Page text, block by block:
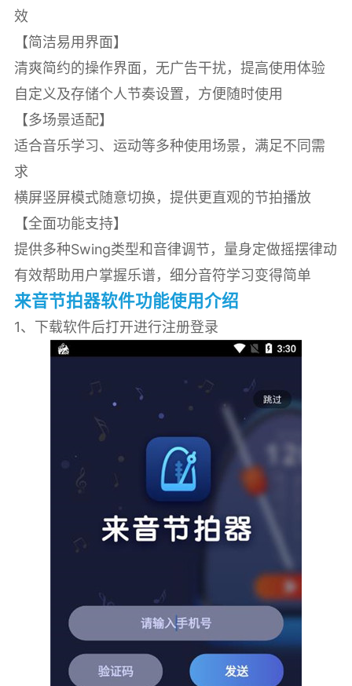
效
【简洁易用界面】
清爽简约的操作界面，无广告干扰，提高使用体验
自定义及存储个人节奏设置，方便随时使用
【多场景适配】
适合音乐学习、运动等多种使用场景，满足不同需
求
横屏竖屏模式随意切换，提供更直观的节拍播放
【全面功能支持】
提供多种Swing类型和音律调节，量身定做摇摆律动
有效帮助用户掌握乐谱，细分音符学习变得简单
来音节拍器软件功能使用介绍
1、下载软件后打开进行注册登录